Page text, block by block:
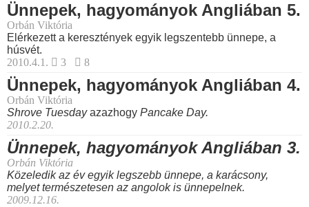
Ünnepek, hagyományok Angliában 5.
Orbán Viktória
Elérkezett a keresztények egyik legszentebb ünnepe, a
húsvét.
2010.4.1.
3 8
Ünnepek, hagyományok Angliában 4.
Orbán Viktória
Shrove Tuesdayazazhogy Pancake Day.
2010.2.20.
Ünnepek, hagyományok Angliában 3.
Orbán Viktória
Közeledik az év egyik legszebb ünnepe, a karácsony,
melyet természetesen az angolok is ünnepelnek.
2009.12.16.